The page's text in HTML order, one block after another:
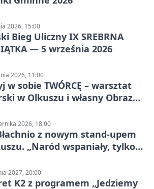
2026, 15:00
Bieg Uliczny IX SREBRNA
— 5 września 2026
2026, 11:00
w sobie TWÓRCĘ – warsztat
w Olkuszu i własny Obraz
2026, 18:00
z nowym stand-upem
„Naród wspaniały, tylko
2027, 20:00
K2 z programem „Jedziemy